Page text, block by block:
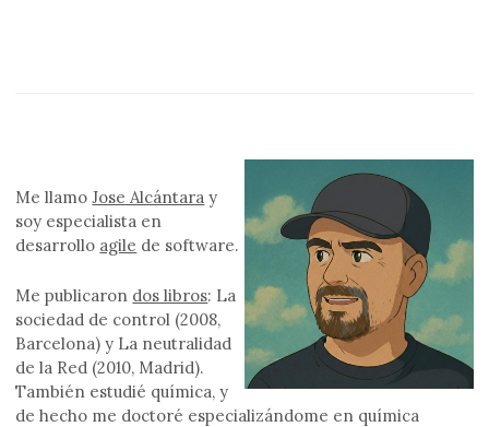
Me llamoJose Alcántara y
soy especialista en
desarrollo agile de software.
Me publicaron dos libros: La
sociedad de control (2008,
Barcelona) y La neutralidad
de la Red (2010, Madrid).
También estudié química, y
de hecho me doctoré especializándome en química